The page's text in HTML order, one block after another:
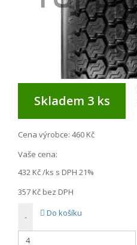
Skladem 3 ks
Cena výrobce: 460 Kč
Vaše cena:
432 Kč/ks s DPH 21%
357 Kč bez DPH
- Do košíku